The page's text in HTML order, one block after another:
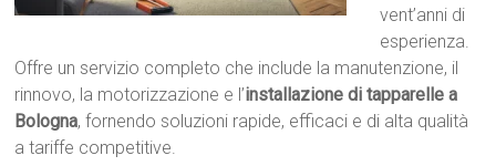
vent’anni di
esperienza.
Offre un servizio completo che include la manutenzione, il
rinnovo, la motorizzazione e l’installazione di tapparelle a
Bologna, fornendo soluzioni rapide, efficaci e di alta qualità
a tariffe competitive.